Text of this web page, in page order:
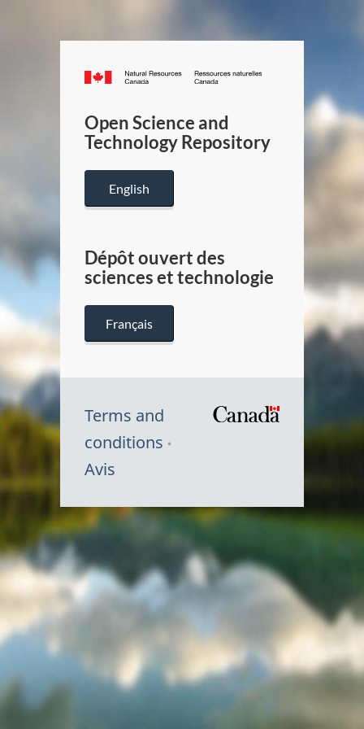
Canada.ca
/
Canada
Open Science and
Technology Repository
English
Dépôt ouvert des
sciences et technologie
Français
Terms and
conditions
Avis
Symbole
du